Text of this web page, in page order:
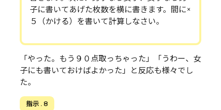
子に書いてあげた枚数を横に書きます。間に×
５（かける）を書いて計算しなさい。
「やった。もう９０点取っちゃった」「うわー、女
子にも書いておけばよかった」と反応も様々でし
た。
指示 . 8